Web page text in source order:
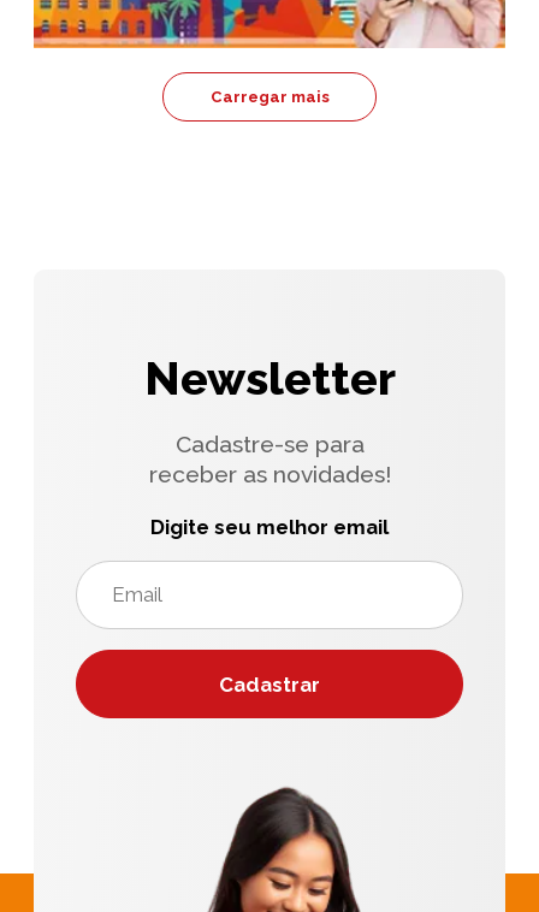
Carregar mais
Newsletter
Cadastre-se para
receber as novidades!
Digite seu melhor email